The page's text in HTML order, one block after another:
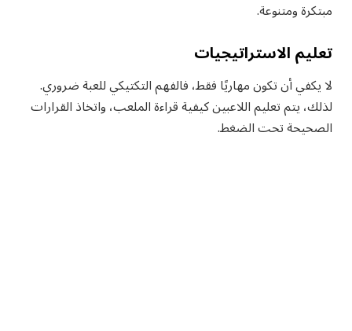
مبتكرة ومتنوعة.
تعليم الاستراتيجيات
لا يكفي أن تكون مهاريًا فقط، فالفهم التكتيكي للعبة ضروري.
لذلك، يتم تعليم اللاعبين كيفية قراءة الملعب، واتخاذ القرارات
الصحيحة تحت الضغط.